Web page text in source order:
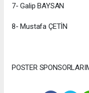
7- Galip BAYSAN
8- Mustafa ÇETİN
POSTER